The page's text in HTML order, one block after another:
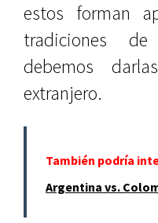
estos forman
tradiciones
debemos
extranjero.
También podría
Argentina vs.